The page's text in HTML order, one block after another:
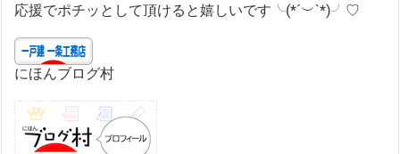
応援でポチッとして頂けると嬉しいです╰(*´︶`*)╯♡
にほんブログ村